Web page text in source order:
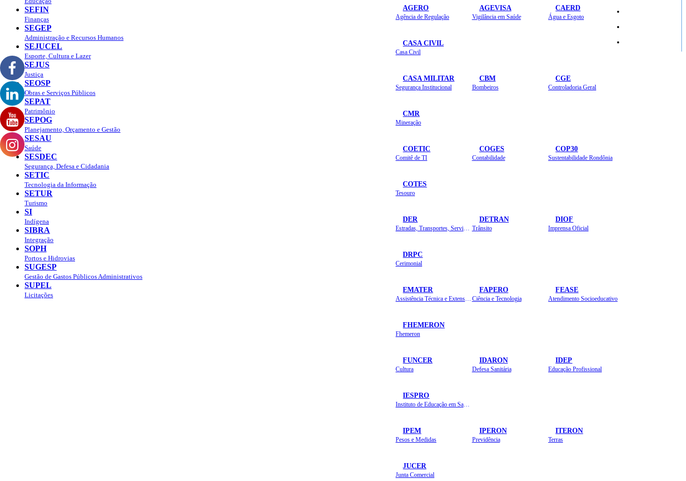
AGERO
Agência de Regulação
AGEVISA
Vigilância em Saúde
CAERD
Água e Esgoto
CASA CIVIL
Casa Civil
CASA MILITAR
Segurança Institucional
CBM
Bombeiros
CGE
Controladoria Geral
CMR
Mineração
COETIC
Comitê de TI
COGES
Contabilidade
COP30
Sustentabilidade Rondônia
COTES
Tesouro
DER DETRAN
Trânsito
DIOF
Imprensa Oficial
DRPC
Cerimonial
EMATER FAPERO
Ciência e Tecnologia
FEASE
Atendimento Socioeducativo
FHEMERON
Fhemeron
FUNCER
Cultura
IDARON
Defesa Sanitária
IDEP
Educação Profissional
IESPRO
IPEM
Pesos e Medidas
IPERON
Previdência
ITERON
Terras
JUCER
Junta Comercial
SEFIN
Finanças
SEGEP
Administração e Recursos Humanos
SEJUCEL
Esporte, Cultura e Lazer
SEJUS
Justiça
SEOSP
Obras e Serviços Públicos
SEPAT
Patrimônio
SEPOG
Planejamento, Orçamento e Gestão
SESAU
Saúde
SESDEC
Segurança, Defesa e Cidadania
SETIC
Tecnologia da Informação
SETUR
Turismo
SI
Indígena
SIBRA
Integração
SOPH
Portos e Hidrovias
SUGESP
Gestão de Gastos Públicos Administrativos
SUPEL
Licitações